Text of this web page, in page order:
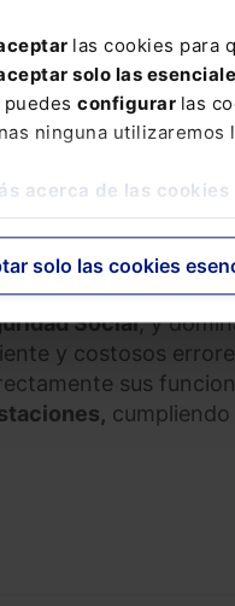
las cookies para
solo las
configurar las
ninguna utilizaremos
acerca de las cookies
solo las cookies
LABORAL
Comunicaciones
€
COMPRAR
RED es el
Social, y
y costosos
sus